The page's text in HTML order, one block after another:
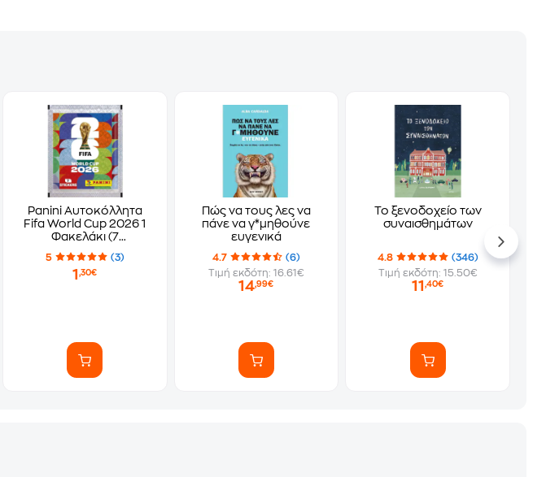
Panini Αυτοκόλλητα
Fifa World Cup 2026 1
Φακελάκι (7
Αυτοκόλλητα)
5 (3)
1,30€
Πώς να τους λες να
πάνε να γ*μηθούνε
ευγενικά
4.7
(6)
Τιμή εκδότη: 16.61€
14,99€
Το ξενοδοχείο των
συναισθημάτων
4.8
(346)
Τιμή εκδότη: 15.50€
11,40€